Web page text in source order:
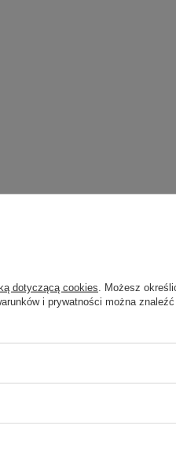
dotyczącą cookies . Możesz
i prywatności można